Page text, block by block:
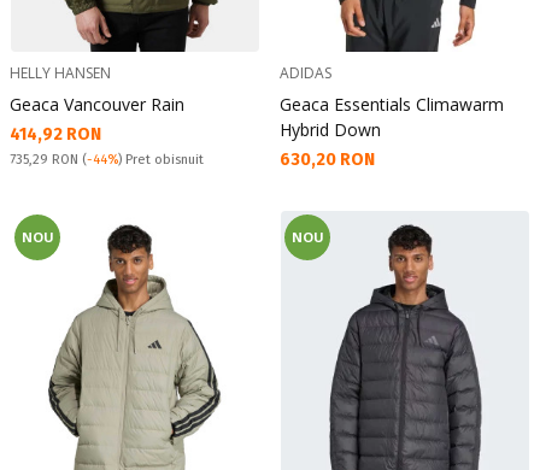
HELLY HANSEN
Geaca Vancouver Rain
Текуща цена:
414,92 RON
Pret obisnuit:
735,29 RON (-44%) Pret obisnuit
ADIDAS
Geaca Essentials Climawarm
Hybrid Down
Текуща цена:
630,20 RON
NOU NOU